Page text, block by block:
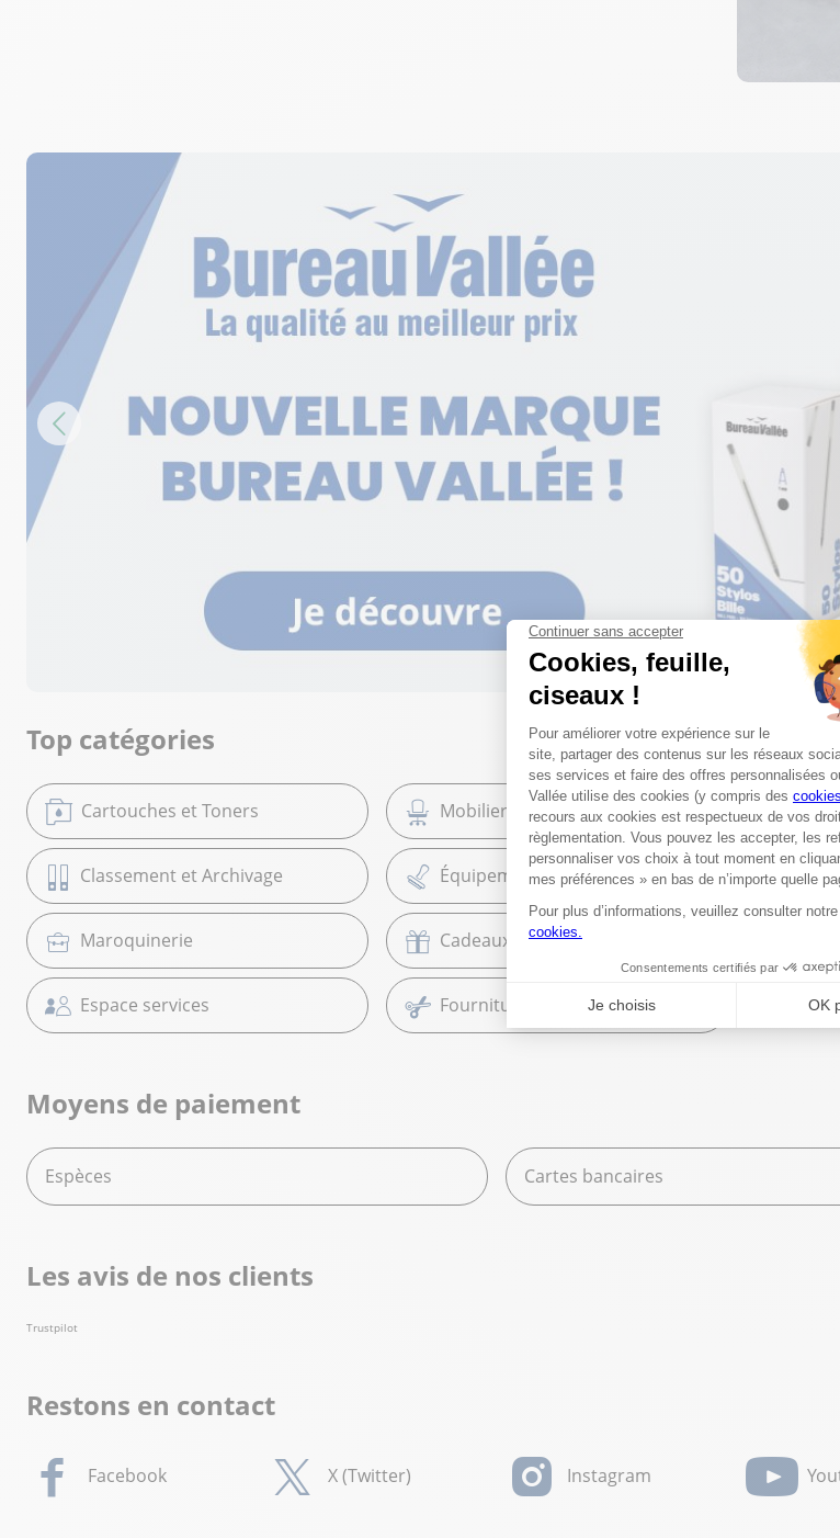
Top catégories
Cartouches et Toners Mobilier de bureau
Classement et Archivage Équipement et Commerce High
Maroquinerie Cadeaux
Espace services Fournitures scolaires
Moyens de paiement
Espèces Cartes bancaires
Les avis de nos clients
Trustpilot
Restons en contact
Facebook X (Twitter) Instagram